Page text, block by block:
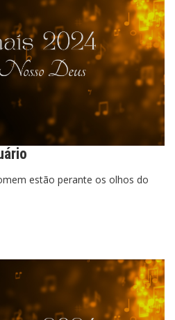
estão perante os olhos do